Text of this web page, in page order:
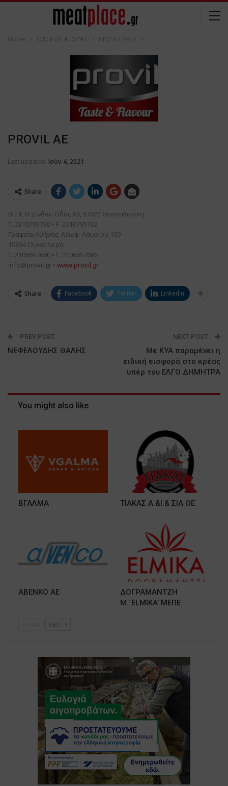
Home ΟΔΗΓΟΣ ΑΓΟΡΑΣ ΠΡΩΤΕΣ ΥΛΕΣ
PROVIL ΑΕ
Last updated Ιούν 4, 2021
Share
ΒΙ.ΠΕ Θ Σίνδου Οδός Α3, 57022 Θεσσαλονίκη
Τ. 2310795730 • F. 2310795732
Γραφεία Αθήνας: Λεωφ. Λαυρίου 109
15354 Γλυκά Νερά
info@provil.gr • www.provil.gr
Share Facebook Twitter Linkedin
PREV POST
ΝΕΦΕΛΟΥΔΗΣ ΘΑΛΗΣ
NEXT POST
Με ΚΥΑ παραμένει η
ειδική εισφορά στο κρέας
υπέρ του ΕΛΓΟ ΔΗΜΗΤΡΑ
You might also like
ΒΓΑΛΜΑ ΤΙΑΚΑΣ Α.&Ι.& ΣΙΑ ΟΕ
ΑΒΕΝΚΟ ΑΕ
ΔΟΓΡΑΜΑΝΤΖΗ
Μ.΄ΕLMIKA’ ΜΕΠΕ
NEXT